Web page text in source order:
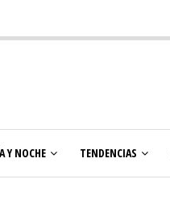
Y NOCHE TENDENCIAS